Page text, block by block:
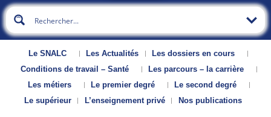
Le SNALC Les Actualités
Les dossiers en cours
Conditions de travail – Santé
Les parcours – la carrière
Les métiers
Le premier degré
Le second degré
Le supérieur
L’enseignement privé Nos publications